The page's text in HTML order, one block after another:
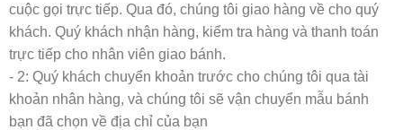
cuộc gọi trực tiếp. Qua đó, chúng tôi giao hàng về cho quý
khách. Quý khách nhận hàng, kiểm tra hàng và thanh toán
trực tiếp cho nhân viên giao bánh.
- 2: Quý khách chuyển khoản trước cho chúng tôi qua tài
khoản nhân hàng, và chúng tôi sẽ vận chuyển mẫu bánh
bạn đã chọn về địa chỉ của bạn